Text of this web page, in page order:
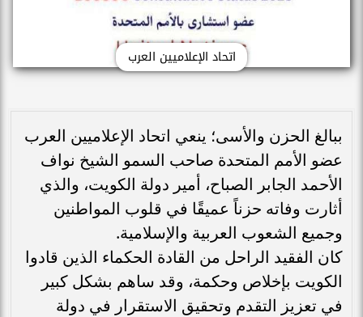
اتحاد الإعلاميين العرب
ببالغ الحزن والأسى؛ ينعي اتحاد الإعلاميين العرب
عضو الأمم المتحدة صاحب السمو الشيخ نواف
الأحمد الجابر الصباح، أمير دولة الكويت، والذي
أثارت وفاته حزناً عميقًا في قلوب المواطنين
وجميع الشعوب العربية والإسلامية.
كان الفقيد الراحل من القادة الحكماء الذين قادوا
الكويت بإخلاص وحكمة، وقد ساهم بشكل كبير
في تعزيز التقدم وتحقيق الاستقرار في دولة